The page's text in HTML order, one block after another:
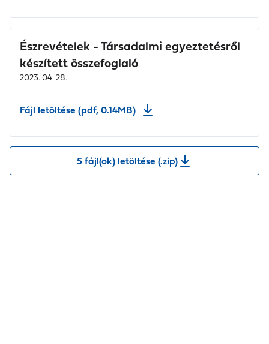
Észrevételek - Társadalmi egyeztetésről
készített összefoglaló
2023. 04. 28.
Fájl letöltése (pdf, 0.14MB)
5 fájl(ok) letöltése (.zip)